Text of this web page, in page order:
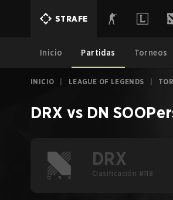
STRAFE
Inicio Partidas Torneos
INICIO LEAGUE OF LEGENDS
DRX vs DN
DRX
Clasificación #118